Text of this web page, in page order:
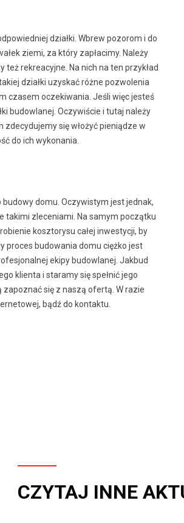
działki. Wbrew pozorom i do
ziemi, za który zapłacimy. Należy
rekreacyjne. Na nich na ten przykład
działki uzyskać różne pozwolenia
czasem oczekiwania. Jeśli więc jesteś
budowlanej. Oczywiście i tutaj należy
zdecydujemy się włożyć pieniądze w
do ich wykonania.
domu. Oczywistym jest jednak,
takimi zleceniami. Na samym początku
kosztorysu całej inwestycji, by
proces budowania domu ciężko jest
ekipy budowlanej. Jakbud
klienta i staramy się spełnić jego
się z naszą ofertą. W razie
bądź do kontaktu.
CZYTAJ INNE